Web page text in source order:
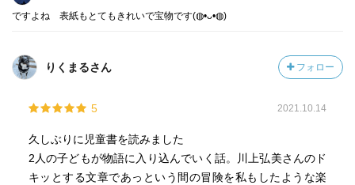
ですよね 表紙もとてもきれいで宝物です(⁠◍⁠•⁠ᴗ⁠•⁠◍⁠)
りくまるさん フォロー
5 2021.10.14
久しぶりに児童書を読みました
2人の子どもが物語に入り込んでいく話。川上弘美さんのド
キッとする文章であっという間の冒険を私もしたような楽